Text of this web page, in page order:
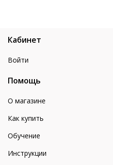
Кабинет
Войти
Помощь
О магазине
Как купить
Обучение
Инструкции